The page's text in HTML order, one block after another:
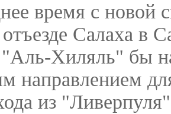
время с новой
Салаха в
Хиляль" бы
направлением
из